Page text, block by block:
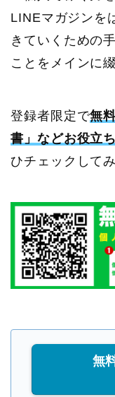
LINEマガジンを
きていくための
ことをメインに
登録者限定で無
書」などお役立
ひチェックして
無